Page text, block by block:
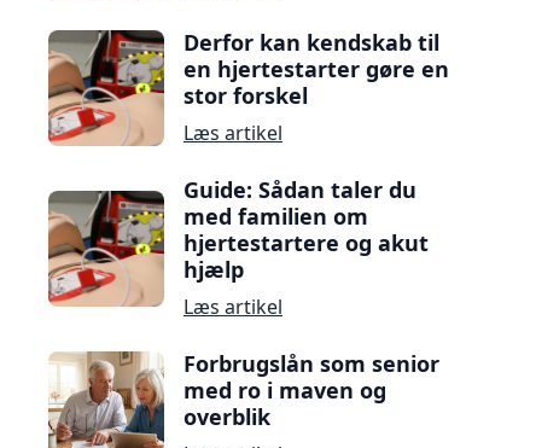
Derfor kan kendskab til
en hjertestarter gøre en
stor forskel
Læs artikel
Guide: Sådan taler du
med familien om
hjertestartere og akut
hjælp
Læs artikel
Forbrugslån som senior
med ro i maven og
overblik